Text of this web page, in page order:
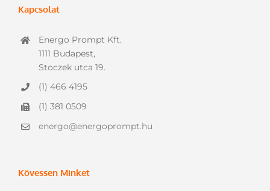
Kapcsolat
Energo Prompt Kft.
1111 Budapest,
Stoczek utca 19.
(1) 466 4195
(1) 381 0509
energo@energoprompt.hu
Kövessen Minket